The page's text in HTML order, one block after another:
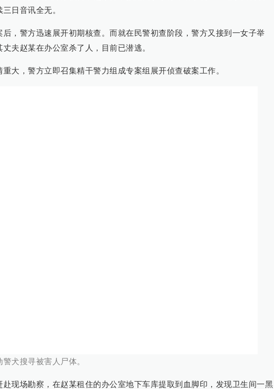
三日音讯全无。
后，警方迅速展开初期核查。而就在民警初查阶段，警方又接到一女子举
丈夫赵某在办公室杀了人，目前已潜逃。
重大，警方立即召集精干警力组成专案组展开侦查破案工作。
警犬搜寻被害人尸体。
赴现场勘察，在赵某租住的办公室地下车库提取到血脚印，发现卫生间一黑